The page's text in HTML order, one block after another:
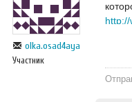
olka.osad4aya
Участник